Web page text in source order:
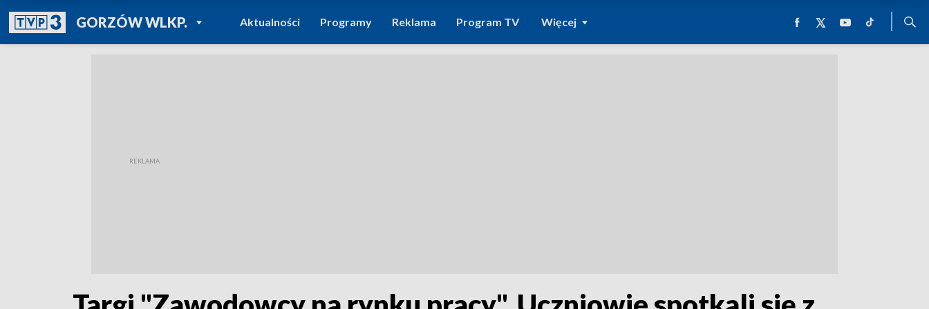
GORZÓW WLKP.POWRÓT DO
TVP REGIONY
Aktualności Programy Reklama Program TV Więcej